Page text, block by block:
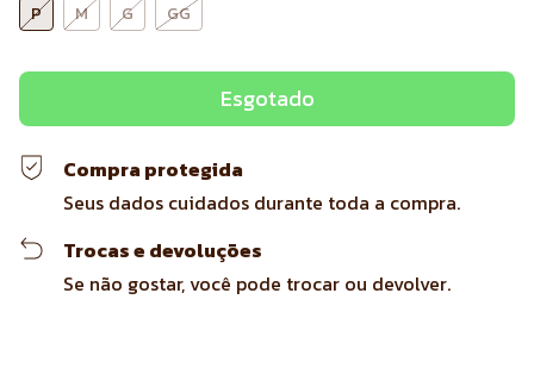
P M G GG
Compra protegida
Seus dados cuidados durante toda a compra.
Trocas e devoluções
Se não gostar, você pode trocar ou devolver.